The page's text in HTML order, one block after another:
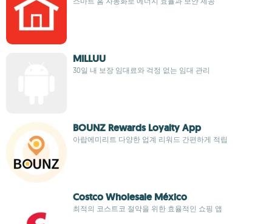
MILLUU
30일 내 보장 임대료와 걱정 없는 임대 관리
BOUNZ Rewards Loyalty App
아랍에미리트 다양한 업계 리워드 간편하게 적립
Costco Wholesale México
최적의 코스트코 절약을 위한 효율적인 쇼핑 앱